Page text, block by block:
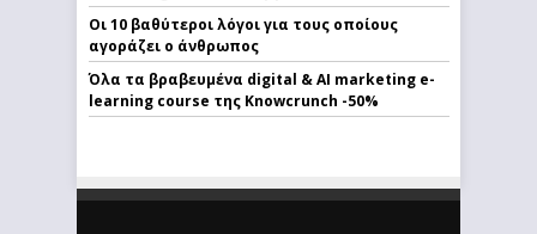
Οι 10 βαθύτεροι λόγοι για τους οποίους
αγοράζει ο άνθρωπος
Όλα τα βραβευμένα digital & AI marketing e-
learning course της Knowcrunch -50%